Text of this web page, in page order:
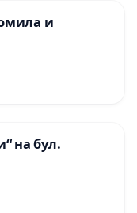
и
на бул.